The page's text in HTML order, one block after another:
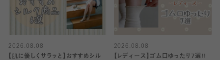
2026.08.08
【肌に優しくサラッと】おすすめシル
2026.08.08
【レディース】ゴム口ゆったり7選!!